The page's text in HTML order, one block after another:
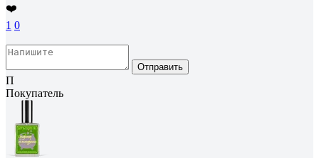
❤️
1 0
Отправить
П
Покупатель